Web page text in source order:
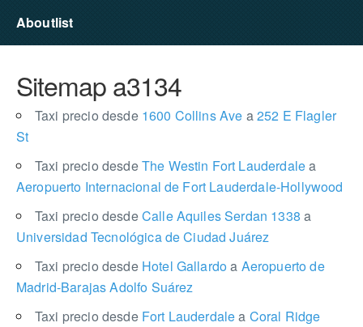
Aboutlist
Sitemap a3134
Taxi precio desde 1600 Collins Ave a252 E Flagler
St
Taxi precio desdeThe Westin Fort Lauderdalea
Aeropuerto Internacional de Fort Lauderdale-Hollywood
Taxi precio desdeCalle Aquiles Serdan 1338a
Universidad Tecnológica de Ciudad Juárez
Taxi precio desde Hotel Gallardoa Aeropuerto de
Madrid-Barajas Adolfo Suárez
Taxi precio desde Fort Lauderdalea Coral Ridge